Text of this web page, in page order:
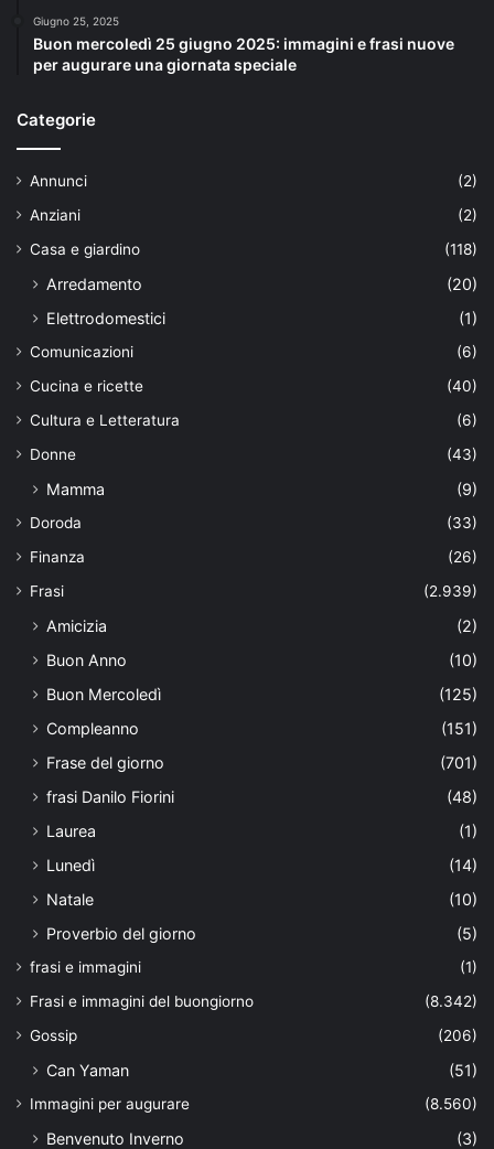
Giugno 25, 2025
Buon mercoledì 25 giugno 2025: immagini e frasi nuove
per augurare una giornata speciale
Categorie
Annunci
(2)
Anziani
(2)
Casa e giardino
(118)
Arredamento
(20)
Elettrodomestici
(1)
Comunicazioni
(6)
Cucina e ricette
(40)
Cultura e Letteratura
(6)
Donne
(43)
Mamma (9)
Doroda
(33)
Finanza
(26)
Frasi
(2.939)
Amicizia
(2)
Buon Anno
(10)
Buon Mercoledì
(125)
Compleanno
(151)
Frase del giorno
(701)
frasi Danilo Fiorini
(48)
Laurea
(1)
Lunedì
(14)
Natale
(10)
Proverbio del giorno
(5)
frasi e immagini
(1)
Frasi e immagini del buongiorno
(8.342)
Gossip
(206)
Can Yaman (51)
Immagini per augurare (8.560)
Benvenuto Inverno
(3)